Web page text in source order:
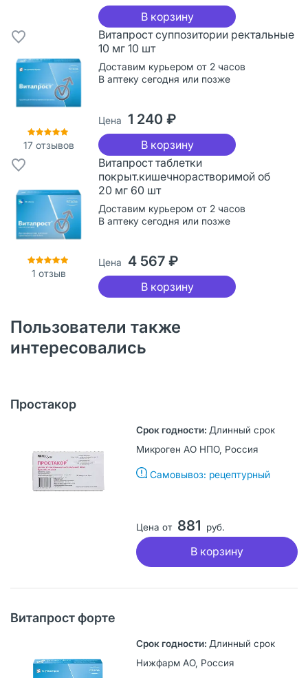
В корзину
17 отзывов
Витапрост суппозитории ректальные
10 мг 10 шт
Доставим курьером от 2 часов
В аптеку сегодня или позже
Цена 1 240 ₽
В корзину
1 отзыв
Витапрост таблетки
покрыт.кишечнорастворимой об
20 мг 60 шт
Доставим курьером от 2 часов
В аптеку сегодня или позже
Цена 4 567 ₽
В корзину
Пользователи также
интересовались
Простакор
Длинный срок
Микроген АО НПО, Россия
Самовывоз: рецептурный
Цена от 881 руб.
В корзину
Витапрост форте
Длинный срок
Нижфарм АО, Россия